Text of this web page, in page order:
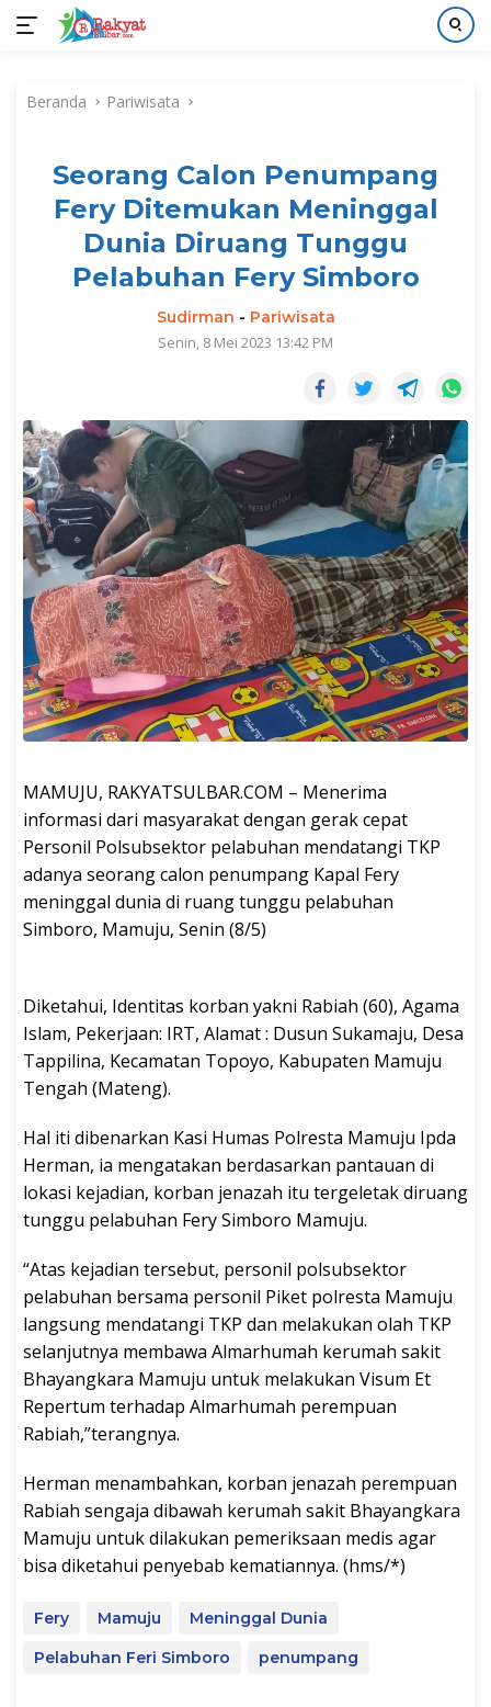
kontenBeranda Pariwisata
Seorang Calon Penumpang
Fery Ditemukan Meninggal
Dunia Diruang Tunggu
Pelabuhan Fery Simboro
Sudirman - Pariwisata
Senin, 8 Mei 2023 13:42 PM
MAMUJU, RAKYATSULBAR.COM – Menerima
informasi dari masyarakat dengan gerak cepat
Personil Polsubsektor pelabuhan mendatangi TKP
adanya seorang calon penumpang Kapal Fery
meninggal dunia di ruang tunggu pelabuhan
Simboro, Mamuju, Senin (8/5)
Diketahui, Identitas korban yakni Rabiah (60), Agama
Islam, Pekerjaan: IRT, Alamat : Dusun Sukamaju, Desa
Tappilina, Kecamatan Topoyo, Kabupaten Mamuju
Tengah (Mateng).
Hal iti dibenarkan Kasi Humas Polresta Mamuju Ipda
Herman, ia mengatakan berdasarkan pantauan di
lokasi kejadian, korban jenazah itu tergeletak diruang
tunggu pelabuhan Fery Simboro Mamuju.
“Atas kejadian tersebut, personil polsubsektor
pelabuhan bersama personil Piket polresta Mamuju
langsung mendatangi TKP dan melakukan olah TKP
selanjutnya membawa Almarhumah kerumah sakit
Bhayangkara Mamuju untuk melakukan Visum Et
Repertum terhadap Almarhumah perempuan
Rabiah,”terangnya.
Herman menambahkan, korban jenazah perempuan
Rabiah sengaja dibawah kerumah sakit Bhayangkara
Mamuju untuk dilakukan pemeriksaan medis agar
bisa diketahui penyebab kematiannya. (hms/*)
Fery Mamuju
Meninggal Dunia
Pelabuhan Feri Simboro
penumpang